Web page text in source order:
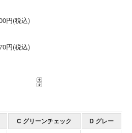
円(税込)
円(税込)
C グリーンチェック D グレー